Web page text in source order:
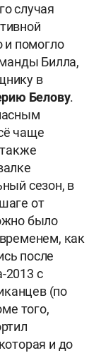
случая
и помогло
Билла,
в
Белову.
чаще
сезон, в
от
было
как
после
2013 с
(по
того,
и до